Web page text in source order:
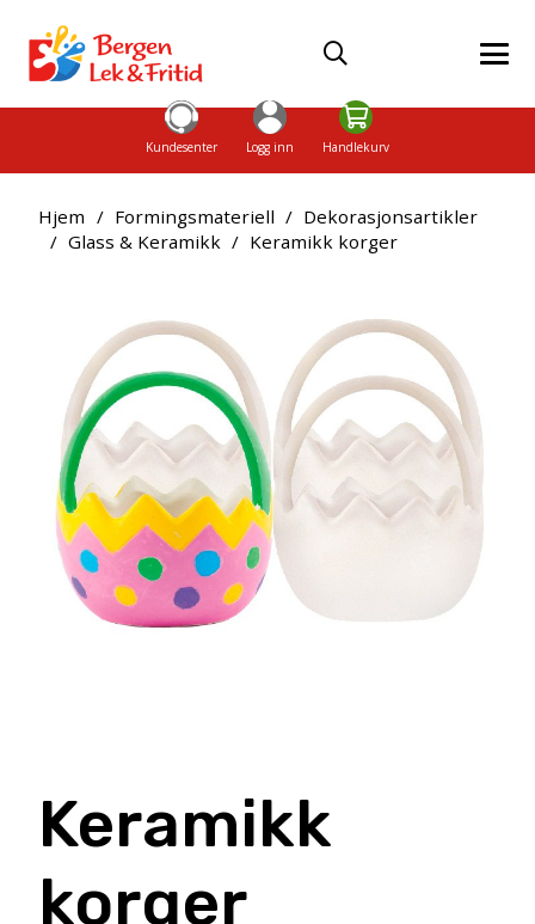
Kundesenter Logg inn Handlekurv
Hjem / Formingsmateriell / Dekorasjonsartikler
/ Glass & Keramikk / Keramikk korger
Keramikk
korger